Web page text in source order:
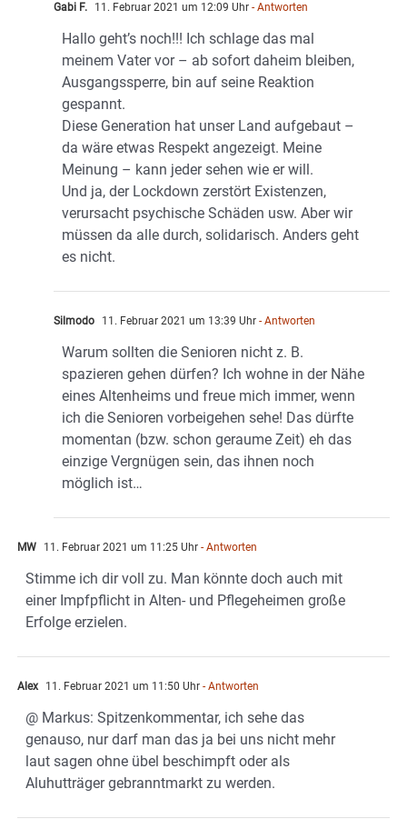
Gabi F. 11. Februar 2021 um 12:09 Uhr - Antworten
Hallo geht’s noch!!! Ich schlage das mal
meinem Vater vor – ab sofort daheim bleiben,
Ausgangssperre, bin auf seine Reaktion
gespannt.
Diese Generation hat unser Land aufgebaut –
da wäre etwas Respekt angezeigt. Meine
Meinung – kann jeder sehen wie er will.
Und ja, der Lockdown zerstört Existenzen,
verursacht psychische Schäden usw. Aber wir
müssen da alle durch, solidarisch. Anders geht
es nicht.
Silmodo 11. Februar 2021 um 13:39 Uhr - Antworten
Warum sollten die Senioren nicht z. B.
spazieren gehen dürfen? Ich wohne in der Nähe
eines Altenheims und freue mich immer, wenn
ich die Senioren vorbeigehen sehe! Das dürfte
momentan (bzw. schon geraume Zeit) eh das
einzige Vergnügen sein, das ihnen noch
möglich ist…
MW 11. Februar 2021 um 11:25 Uhr - Antworten
Stimme ich dir voll zu. Man könnte doch auch mit
einer Impfpflicht in Alten- und Pflegeheimen große
Erfolge erzielen.
Alex 11. Februar 2021 um 11:50 Uhr - Antworten
@ Markus: Spitzenkommentar, ich sehe das
genauso, nur darf man das ja bei uns nicht mehr
laut sagen ohne übel beschimpft oder als
Aluhutträger gebranntmarkt zu werden.